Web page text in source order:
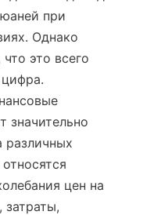
при
Однако
это всего
значительно
различных
цен на
затраты,